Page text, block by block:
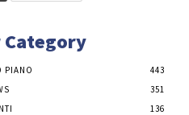
PIANO
443
351
136